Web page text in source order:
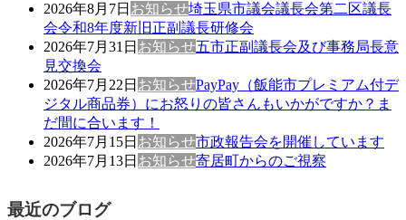
2026年8月7日 お知らせ埼玉県市議会議長会第二区議長
会令和8年度新旧正副議長研修会
2026年7月31日 お知らせ五市正副議長会及び事務局長意
見交換会
2026年7月22日 お知らせPayPay（飯能市プレミアム付デ
ジタル商品券）にお怒りの皆さんもいかがですか？ま
だ間に合います！
2026年7月15日 お知らせ市政報告会を開催しています
2026年7月13日 お知らせ寄居町からのご視察
最近のブログ